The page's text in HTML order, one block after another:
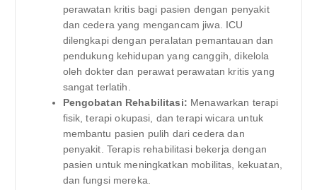
perawatan kritis bagi pasien dengan penyakit
dan cedera yang mengancam jiwa. ICU
dilengkapi dengan peralatan pemantauan dan
pendukung kehidupan yang canggih, dikelola
oleh dokter dan perawat perawatan kritis yang
sangat terlatih.
Pengobatan Rehabilitasi: Menawarkan terapi
fisik, terapi okupasi, dan terapi wicara untuk
membantu pasien pulih dari cedera dan
penyakit. Terapis rehabilitasi bekerja dengan
pasien untuk meningkatkan mobilitas, kekuatan,
dan fungsi mereka.